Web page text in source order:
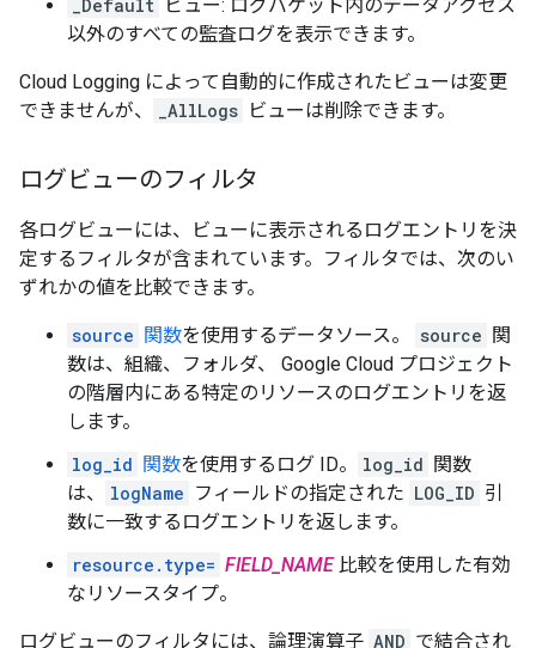
_Default ビュー: ログバケット内のデータアクセス
以外のすべての監査ログを表示できます。
Cloud Logging によって自動的に作成されたビューは変更
できませんが、
_AllLogs ビューは削除できます。
ログビューのフィルタ
各ログビューには、ビューに表示されるログエントリを決
定するフィルタが含まれています。フィルタでは、次のい
ずれかの値を比較できます。
source 関数を使用するデータソース。 source 関
数は、組織、フォルダ、 Google Cloud プロジェクト
の階層内にある特定のリソースのログエントリを返
します。
log_id 関数を使用するログ ID。 log_id 関数
は、
logName フィールドの指定された LOG_ID 引
数に一致するログエントリを返します。
resource.type= FIELD_NAME比較を使用した有効
なリソースタイプ。
ログビューのフィルタには、論理演算子 AND で結合され